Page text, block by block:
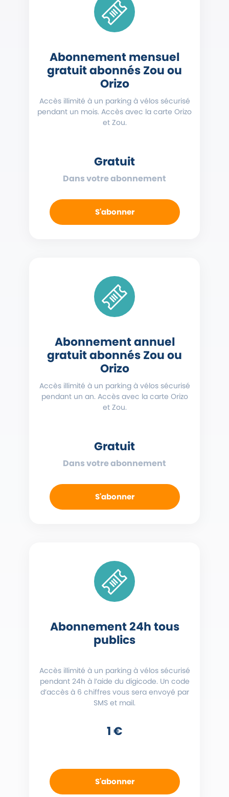
Abonnement mensuel
gratuit abonnés Zou ou
Orizo
Accès illimité à un parking à vélos sécurisé
pendant un mois. Accès avec la carte Orizo
et Zou.
Gratuit
Dans votre abonnement
S'abonner
Abonnement annuel
gratuit abonnés Zou ou
Orizo
Accès illimité à un parking à vélos sécurisé
pendant un an. Accès avec la carte Orizo
et Zou.
Gratuit
Dans votre abonnement
S'abonner
Abonnement 24h tous
publics
Accès illimité à un parking à vélos sécurisé
pendant 24h à l’aide du digicode. Un code
d’accès à 6 chiffres vous sera envoyé par
SMS et mail.
1 €
S'abonner